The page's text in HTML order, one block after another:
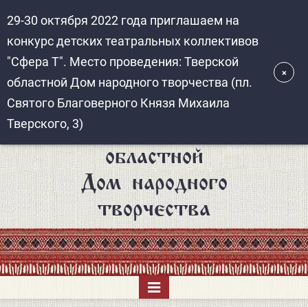
основному
содержанию
областной
Дом народного
творчества